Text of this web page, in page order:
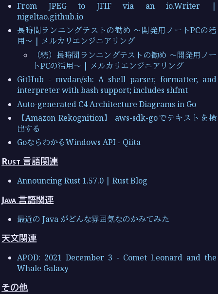
From JPEG to JFIF via an io.Writer |
nigeltao.github.io
長時間ランニングテストの勧め 〜開発用ノートPCの活
用〜 | メルカリエンジニアリング
（続）長時間ランニングテストの勧め 〜開発用ノー
トPCの活用〜 | メルカリエンジニアリング
GitHub - mvdan/sh: A shell parser, formatter, and
interpreter with bash support; includes shfmt
Auto-generated C4 Architecture Diagrams in Go
【Amazon Rekognition】 aws-sdk-goでテキストを検
出する
GoならわかるWindows API - Qiita
Rust 言語関連
Announcing Rust 1.57.0 | Rust Blog
Java 言語関連
最近の Java がどんな雰囲気なのかみてみた
天文関連
APOD: 2021 December 3 - Comet Leonard and the
Whale Galaxy
その他